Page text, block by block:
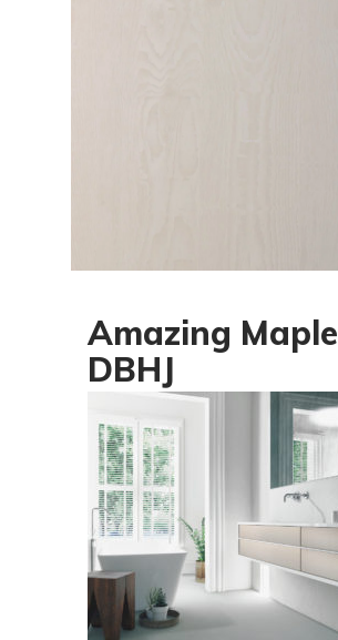
Amazing Maple
DBHJ